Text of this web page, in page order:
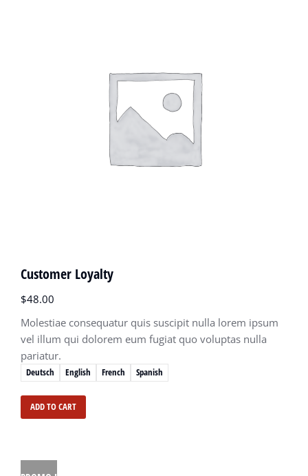
Deutsch English French Spanish
Customer Loyalty
$48.00
Molestiae consequatur quis suscipit nulla lorem ipsum
vel illum qui dolorem eum fugiat quo voluptas nulla
pariatur.
ADD TO CART